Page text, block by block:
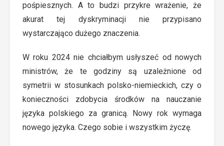
pośpiesznych. A to budzi przykre wrażenie, że
akurat tej dyskryminacji nie przypisano
wystarczająco dużego znaczenia.
W roku 2024 nie chciałbym usłyszeć od nowych
ministrów, że te godziny są uzależnione od
symetrii w stosunkach polsko-niemieckich, czy o
konieczności zdobycia środków na nauczanie
języka polskiego za granicą. Nowy rok wymaga
nowego języka. Czego sobie i wszystkim życzę.